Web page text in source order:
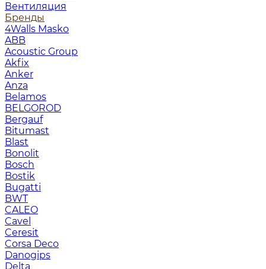
Вентиляция
Бренды
4Walls Masko
ABB
Acoustic Group
Akfix
Anker
Anza
Belamos
BELGOROD
Bergauf
Bitumast
Blast
Bonolit
Bosch
Bostik
Bugatti
BWT
CALEO
Cavel
Ceresit
Corsa Deco
Danogips
Delta